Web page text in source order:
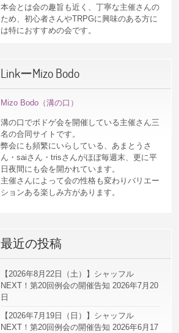
本会とは会の趣旨も近く、丁寧な主催さんの
ため、初心者さんやTRPGに興味のある方に
は特におすすめの会です。
LinkーMizo Bodo
Mizo Bodo（溝の口）
溝の口でボドゲ会を開催している主催さん三
名の合同サイトです。
弊会にも頻繁にいらしている、あまとうさ
ん・saiさん・trisさんがほぼ毎週末、更に平
日夜間にも会を開かれています。
主催さんによって会の性格も変わりバリエー
ションある楽しみ方があります。
最近の投稿
【2026年8月22日（土）】シャッフル
NEXT！第20回例会の開催告知 2026年7月20
日
【2026年7月19日（日）】シャッフル
NEXT！第20回例会の開催告知 2026年6月17